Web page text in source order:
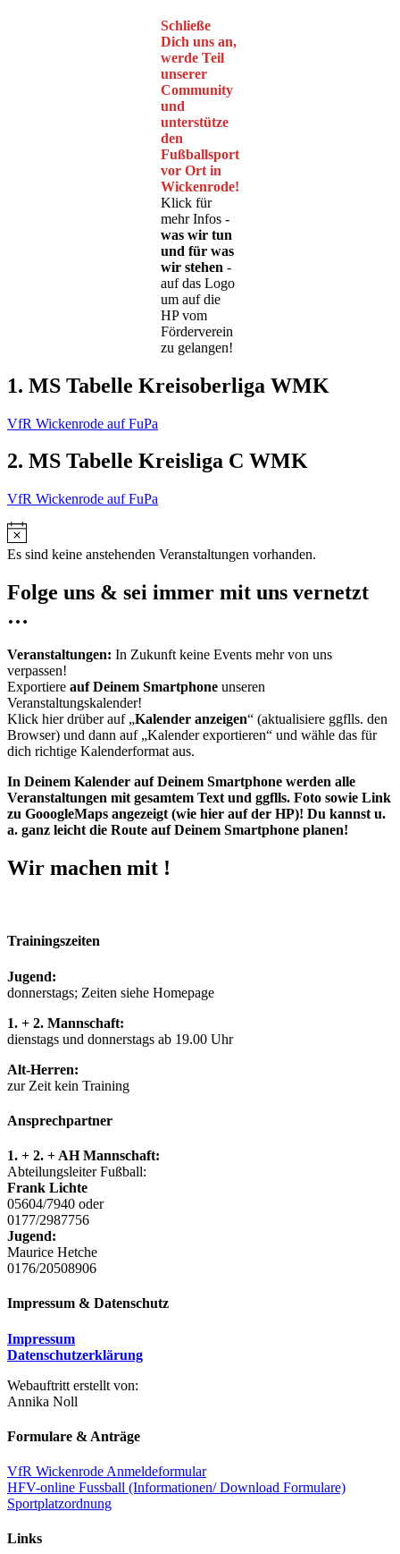
Schließe
Dich uns an,
werde Teil
unserer
Community
und
unterstütze
den
Fußballsport
vor Ort in
Wickenrode!
Klick für
mehr Infos -
was wir tun
und für was
wir stehen -
auf das Logo
um auf die
HP vom
Förderverein
zu gelangen!
1. MS Tabelle Kreisoberliga WMK
VfR Wickenrode auf FuPa
2. MS Tabelle Kreisliga C WMK
VfR Wickenrode auf FuPa
Hinweis
Es sind keine anstehenden Veranstaltungen vorhanden.
Folge uns & sei immer mit uns vernetzt
…
Veranstaltungen: In Zukunft keine Events mehr von uns
verpassen!
Exportiere auf Deinem Smartphone unseren
Veranstaltungskalender!
Klick hier drüber auf „Kalender anzeigen“ (aktualisiere ggflls. den
Browser) und dann auf „Kalender exportieren“ und wähle das für
dich richtige Kalenderformat aus.
In Deinem Kalender auf Deinem Smartphone werden alle
Veranstaltungen mit gesamtem Text und ggflls. Foto sowie Link
zu GooogleMaps angezeigt (wie hier auf der HP)! Du kannst u.
a. ganz leicht die Route auf Deinem Smartphone planen!
Wir machen mit !
Trainingszeiten
Jugend:
donnerstags; Zeiten siehe Homepage
1. + 2. Mannschaft:
dienstags und donnerstags ab 19.00 Uhr
Alt-Herren:
zur Zeit kein Training
Ansprechpartner
1. + 2. + AH Mannschaft:
Abteilungsleiter Fußball:
Frank Lichte
05604/7940 oder
0177/2987756
Jugend:
Maurice Hetche
0176/20508906
Impressum & Datenschutz
Impressum
Datenschutzerklärung
Webauftritt erstellt von:
Annika Noll
Formulare & Anträge
VfR Wickenrode Anmeldeformular
HFV-online Fussball (Informationen/ Download Formulare)
Sportplatzordnung
Links